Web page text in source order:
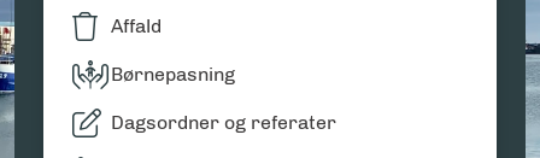
Affald
Børnepasning
Dagsordner og referater